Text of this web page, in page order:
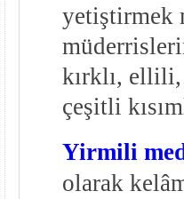
yetiştirmek
kırklı, ellili,
çeşitli
Yirmili
olarak